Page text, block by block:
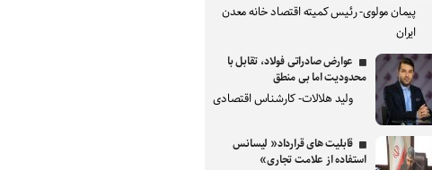
پیمان مولوی- رئیس کمیته اقتصاد خانه معدن
ایران
عوارض صادراتی فولاد، تقابل با
محدودیت اما بی منطق
ولید هلالات- کارشناس اقتصادی
قابلیت های قرارداد« لیسانس
استفاده از علامت تجاری»